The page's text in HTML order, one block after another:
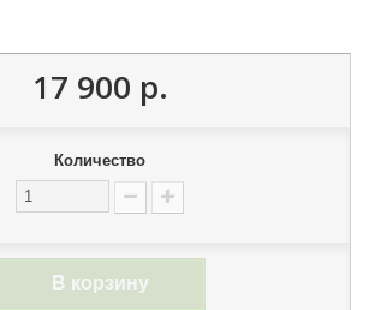
17 900 р.
Количество
В корзину